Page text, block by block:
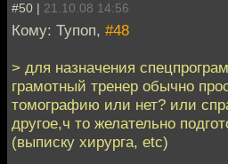
#50 | 21.10.08 14:56
Кому: Тупоп, #48
> для назначения
грамотный тренер обычно
томографию или нет? или
другое,ч то желательно
(выписку хирурга, etc)